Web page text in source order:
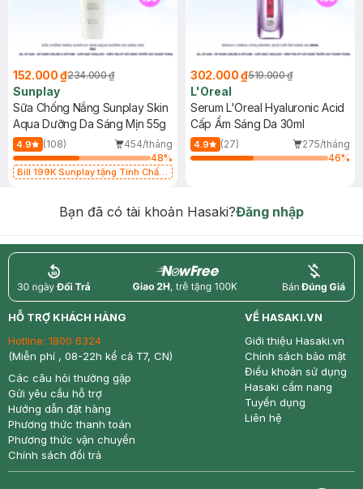
152.000 ₫234.000 ₫
Sunplay
Sữa Chống Nắng Sunplay Skin
Aqua Dưỡng Da Sáng Mịn 55g
4.9 (108)
454/tháng
48%
Bill 199K Sunplay tặng Tinh Chất
302.000 ₫519.000 ₫
L'Oreal
Serum L'Oreal Hyaluronic Acid
Cấp Ẩm Sáng Da 30ml
4.9 (27)
275/tháng
46%
Bạn đã có tài khoản Hasaki?Đăng nhập
return nowfree price
HỖ TRỢ KHÁCH HÀNG
Hotline: 1800 6324
(Miễn phí , 08-22h kể cả T7, CN)
Các câu hỏi thường gặp
Gửi yêu cầu hỗ trợ
Hướng dẫn đặt hàng
Phương thức thanh toán
Phương thức vận chuyển
Chính sách đổi trả
VỀ HASAKI.VN
Giới thiệu Hasaki.vn
Chính sách bảo mật
Điều khoản sử dụng
Hasaki cẩm nang
Tuyển dụng
Liên hệ